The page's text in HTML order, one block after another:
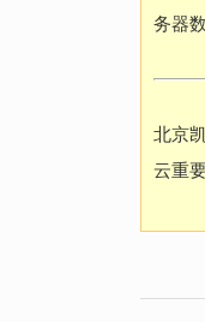
务器
北京
云重